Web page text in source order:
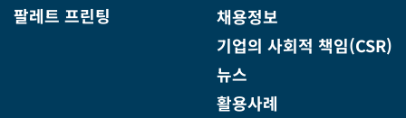
팔레트 프린팅
채용정보
기업의 사회적 책임(CSR)
뉴스
활용사례